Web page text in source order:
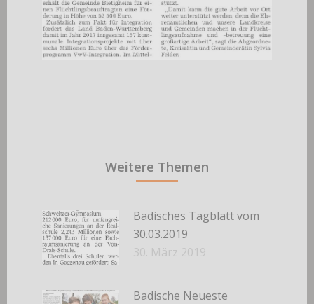
Weitere Themen
Badisches Tagblatt vom
30.03.2019
30. März 2019
Badische Neueste